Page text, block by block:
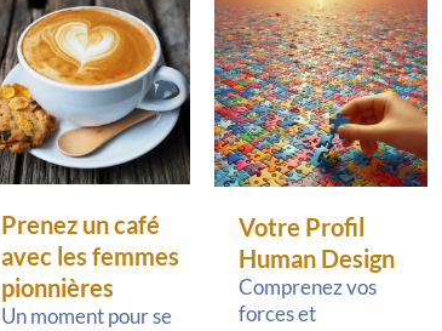
Prenez un café
avec les femmes
pionnières
Un moment pour se
Votre Profil
Human Design
Comprenez vos
forces et